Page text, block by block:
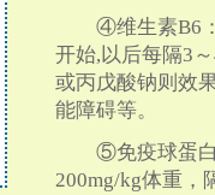
④维生素B6：
开始,以后每隔3
或丙戊酸钠则效
能障碍等。
⑤免疫球蛋白
200mg/kg体重，